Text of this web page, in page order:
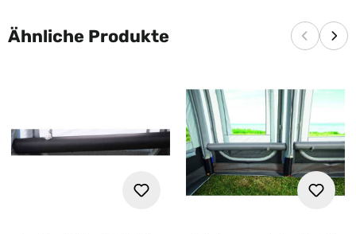
Ähnliche Produkte Vorherige